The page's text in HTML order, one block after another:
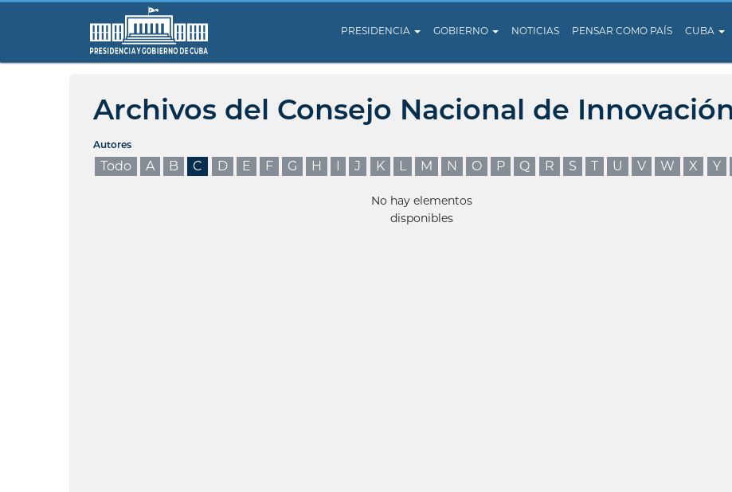
PRESIDENCIA GOBIERNO NOTICIAS PENSAR COMO PAÍS CUBA
Archivos del Consejo Nacional de
Autores
Todo A B C D E F G H I J K L M N O P Q R S T U V W X Y
No hay elementos
disponibles